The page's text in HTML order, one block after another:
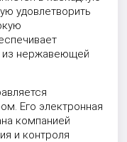
удовлетворить
из нержавеющей
Его электронная
компанией
и контроля